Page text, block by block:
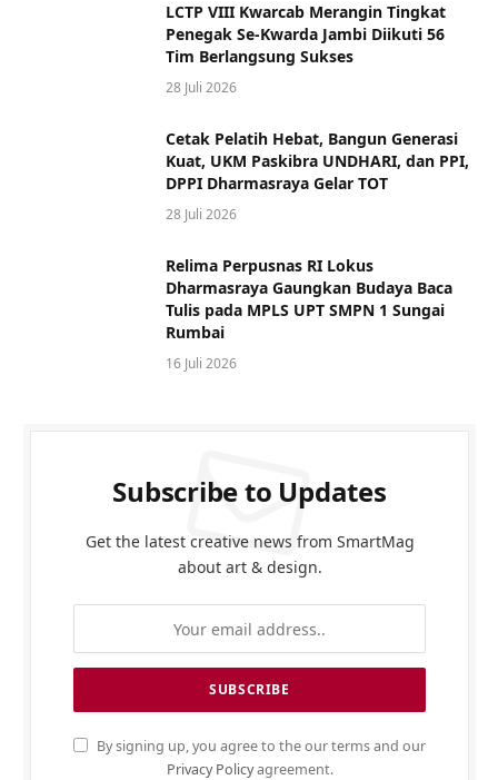
LCTP VIII Kwarcab Merangin Tingkat
Penegak Se-Kwarda Jambi Diikuti 56
Tim Berlangsung Sukses
28 Juli 2026
Cetak Pelatih Hebat, Bangun Generasi
Kuat, UKM Paskibra UNDHARI, dan PPI,
DPPI Dharmasraya Gelar TOT
28 Juli 2026
Relima Perpusnas RI Lokus
Dharmasraya Gaungkan Budaya Baca
Tulis pada MPLS UPT SMPN 1 Sungai
Rumbai
16 Juli 2026
Subscribe to Updates
Get the latest creative news from SmartMag
about art & design.
By signing up, you agree to the our terms and our
Privacy Policyagreement.